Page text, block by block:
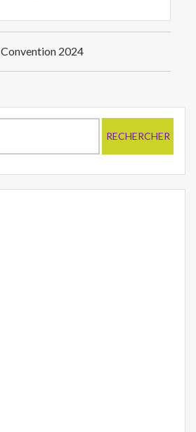
Convention 2024